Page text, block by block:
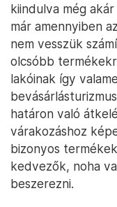
kiindulva még
már amennyiben
nem vesszük
olcsóbb
lakóinak így
határon való
várakozáshoz
bizonyos
kedvezők, noha
beszerezni.